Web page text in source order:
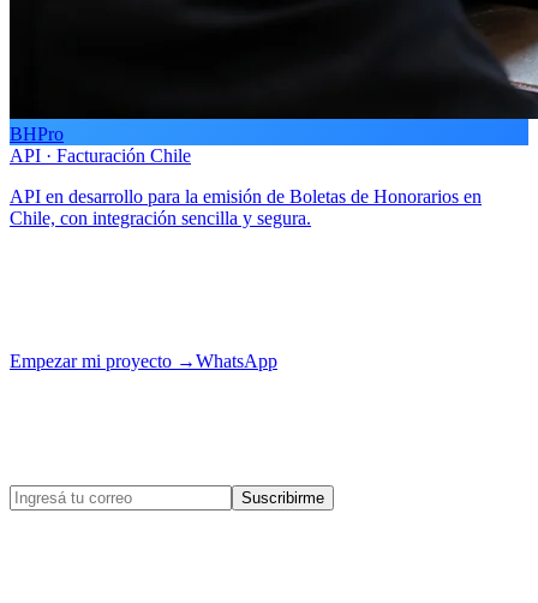
BHPro
API · Facturación Chile
API en desarrollo para la emisión de Boletas de Honorarios en
Chile, con integración sencilla y segura.
Empezar mi proyecto →WhatsApp
Suscribirme